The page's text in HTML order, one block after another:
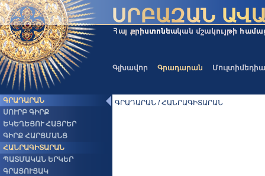
Գլխավոր Գրադարան Մուլտիմեդիա
ԳՐԱԴԱՐԱՆ
ՍՈՒՐԲ ԳԻՐՔ
ԵԿԵՂԵՑՈՒ ՀԱՅՐԵՐ
ԳԻՐՔ ՀԱՐՑՄԱՆՑ
ՀԱՆՐԱԳԻՏԱՐԱՆ
ՊԱՏՄԱԿԱՆ ԵՐԿԵՐ
ԳՐԱՑՈՒՑԱԿ
ԳՐԱԴԱՐԱՆ / ՀԱՆՐԱԳԻՏԱՐԱՆ